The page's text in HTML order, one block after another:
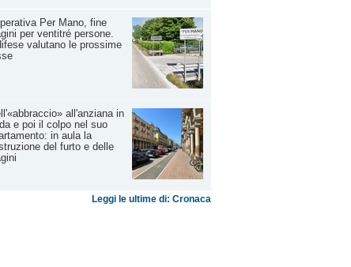
Per Mano, fine
per ventitré persone.
valutano le prossime
all'anziana in
e poi il colpo nel suo
in aula la
del furto e delle
Leggi le ultime di: Cronaca